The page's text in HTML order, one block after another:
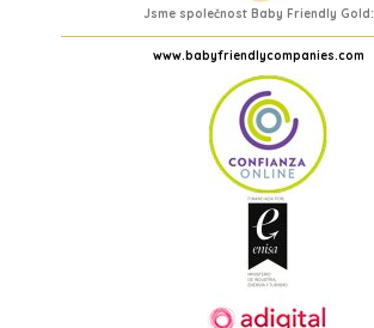
Jsme společnost Baby Friendly Gold:
www.babyfriendlycompanies.com